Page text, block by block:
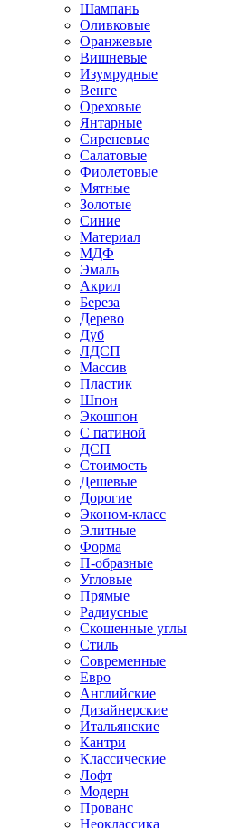
Шампань
Оливковые
Оранжевые
Вишневые
Изумрудные
Венге
Ореховые
Янтарные
Сиреневые
Салатовые
Фиолетовые
Мятные
Золотые
Синие
Материал
МДФ
Эмаль
Акрил
Береза
Дерево
Дуб
ЛДСП
Массив
Пластик
Шпон
Экошпон
С патиной
ДСП
Стоимость
Дешевые
Дорогие
Эконом-класс
Элитные
Форма
П-образные
Угловые
Прямые
Радиусные
Скошенные углы
Стиль
Современные
Евро
Английские
Дизайнерские
Итальянские
Кантри
Классические
Лофт
Модерн
Прованс
Неоклассика